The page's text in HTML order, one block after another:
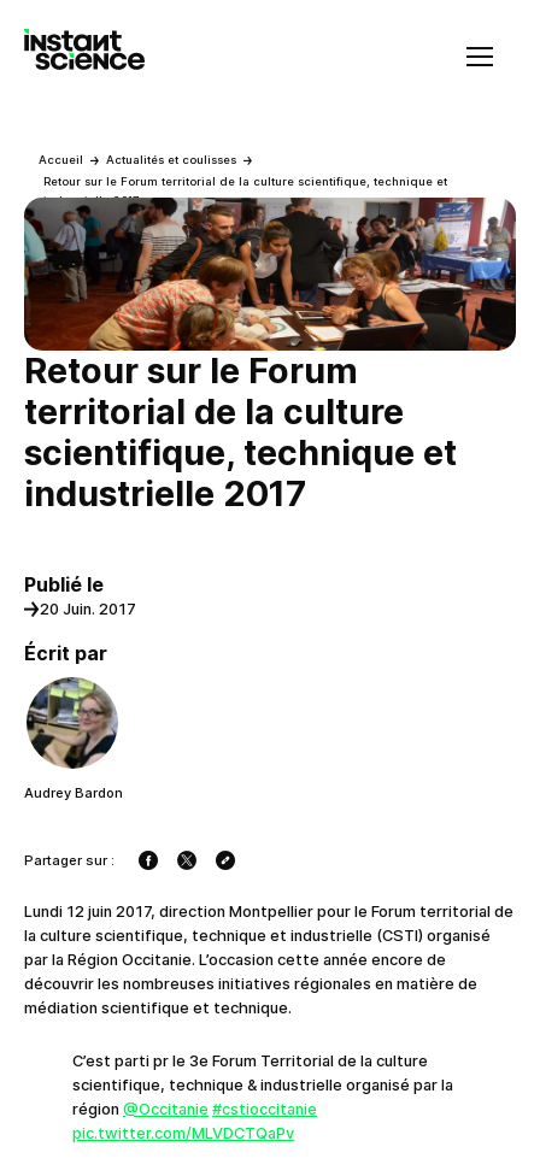
Accueil
Actualités et coulisses
Retour sur le Forum territorial de la culture scientifique, technique et
industrielle 2017
Retour sur le Forum
territorial de la culture
scientifique, technique et
industrielle 2017
Publié le
20 Juin. 2017
Écrit par
Audrey Bardon
Partager sur :
Lundi 12 juin 2017, direction Montpellier pour le Forum territorial de
la culture scientifique, technique et industrielle (CSTI) organisé
par la Région Occitanie. L’occasion cette année encore de
découvrir les nombreuses initiatives régionales en matière de
médiation scientifique et technique.
C’est parti pr le 3e Forum Territorial de la culture
scientifique, technique & industrielle organisé par la
région @Occitanie #cstioccitanie
pic.twitter.com/MLVDCTQaPv